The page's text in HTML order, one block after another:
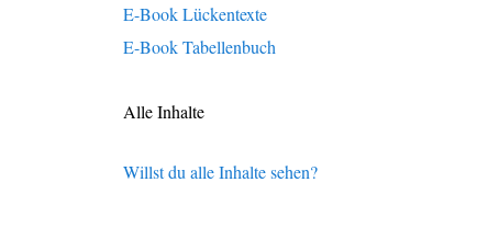
E-Book Lückentexte
E-Book Tabellenbuch
Alle Inhalte
Willst du alle Inhalte sehen?